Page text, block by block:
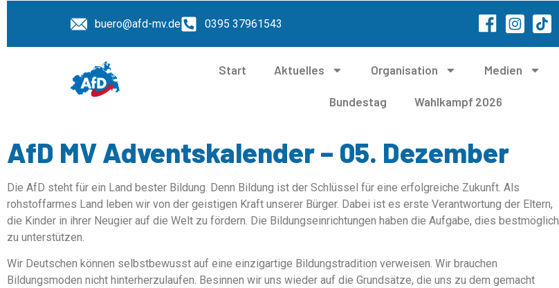
buero@afd-mv.de 0395 37961543
Start Aktuelles Organisation Medien
Bundestag Wahlkampf 2026
AfD MV Adventskalender – 05. Dezember
Die AfD steht für ein Land bester Bildung. Denn Bildung ist der Schlüssel für eine erfolgreiche Zukunft. Als
rohstoffarmes Land leben wir von der geistigen Kraft unserer Bürger. Dabei ist es erste Verantwortung der Eltern,
die Kinder in ihrer Neugier auf die Welt zu fördern. Die Bildungseinrichtungen haben die Aufgabe, dies bestmöglich
zu unterstützen.
Wir Deutschen können selbstbewusst auf eine einzigartige Bildungstradition verweisen. Wir brauchen
Bildungsmoden nicht hinterherzulaufen. Besinnen wir uns wieder auf die Grundsätze, die uns zu dem gemacht